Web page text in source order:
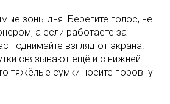
зоны дня. Берегите голос, не
а если работаете за
поднимайте взгляд от экрана.
связывают ещё и с нижней
тяжёлые сумки носите поровну